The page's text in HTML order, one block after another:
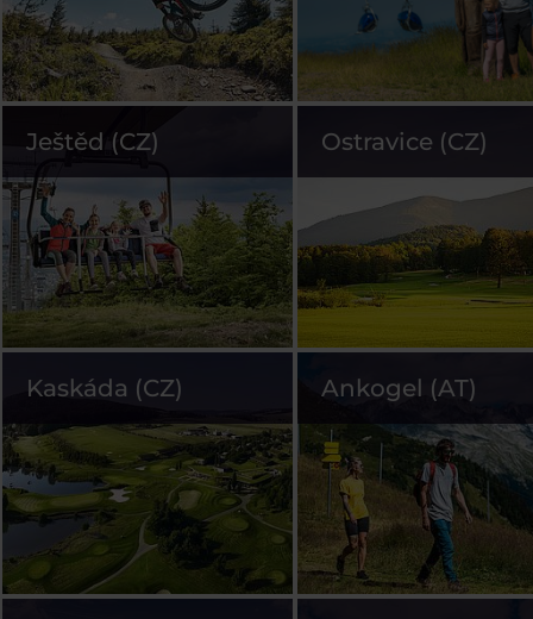
Ještěd (CZ) Ostravice (CZ)
Kaskáda (CZ) Ankogel (AT)